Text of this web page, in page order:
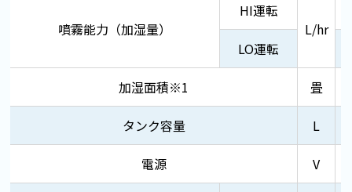
噴霧能力（加湿量）
HI運転
L/hr
LO運転
加湿面積※1 畳
タンク容量 L
電源 V